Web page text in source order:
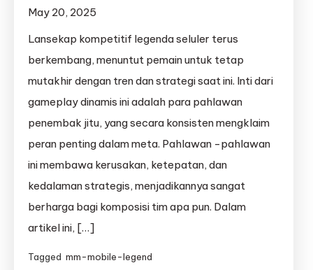
May 20, 2025
Lansekap kompetitif legenda seluler terus
berkembang, menuntut pemain untuk tetap
mutakhir dengan tren dan strategi saat ini. Inti dari
gameplay dinamis ini adalah para pahlawan
penembak jitu, yang secara konsisten mengklaim
peran penting dalam meta. Pahlawan -pahlawan
ini membawa kerusakan, ketepatan, dan
kedalaman strategis, menjadikannya sangat
berharga bagi komposisi tim apa pun. Dalam
artikel ini, […]
Tagged mm-mobile-legend